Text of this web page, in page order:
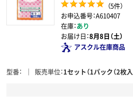
（5件）
お申込番号：A610407
在庫：あり
お届け日：8月8日（土）
アスクル在庫商品
型番 販売単位 1セット（1パック（2枚